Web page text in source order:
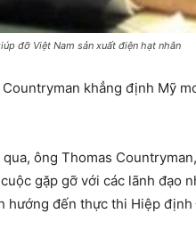
đỡ Việt Nam sản xuất điện hạt nhân
khẳng định Mỹ
ông Thomas
gặp gỡ với các lãnh đạo
đến thực thi Hiệp